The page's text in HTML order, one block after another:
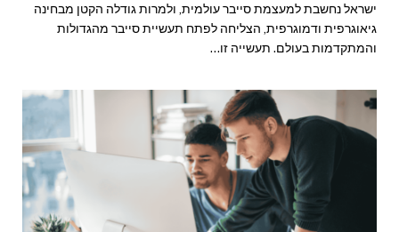
ישראל נחשבת למעצמת סייבר עולמית, ולמרות גודלה הקטן מבחינה
גיאוגרפית ודמוגרפית, הצליחה לפתח תעשיית סייבר מהגדולות
והמתקדמות בעולם. תעשייה זו…